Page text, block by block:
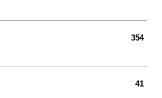
354
41